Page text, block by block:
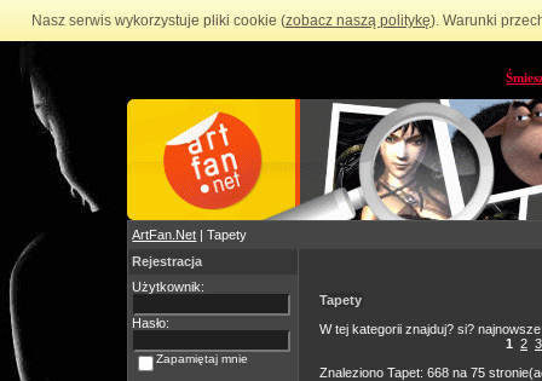
Nasz serwis wykorzystuje pliki cookie (zobacz naszą politykę). Warunki
ArtFan.Net | Tapety
Rejestracja
Użytkownik:
Hasło:
Zapamiętaj mnie
Tapety
W tej kategorii znajduj? si?
1 2 3
Znaleziono Tapet: 668 na 75